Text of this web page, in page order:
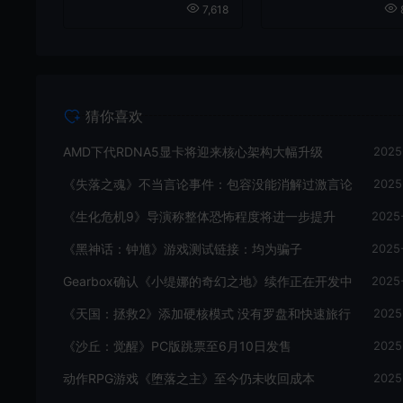
7,618
猜你喜欢
AMD下代RDNA5显卡将迎来核心架构大幅升级
《失落之魂》不当言论事件：包容没能消解过激言论
《生化危机9》导演称整体恐怖程度将进一步提升
《黑神话：钟馗》游戏测试链接：均为骗子
Gearbox确认《小缇娜的奇幻之地》续作正在开发中
《天国：拯救2》添加硬核模式 没有罗盘和快速旅行
《沙丘：觉醒》PC版跳票至6月10日发售
动作RPG游戏《堕落之主》至今仍未收回成本